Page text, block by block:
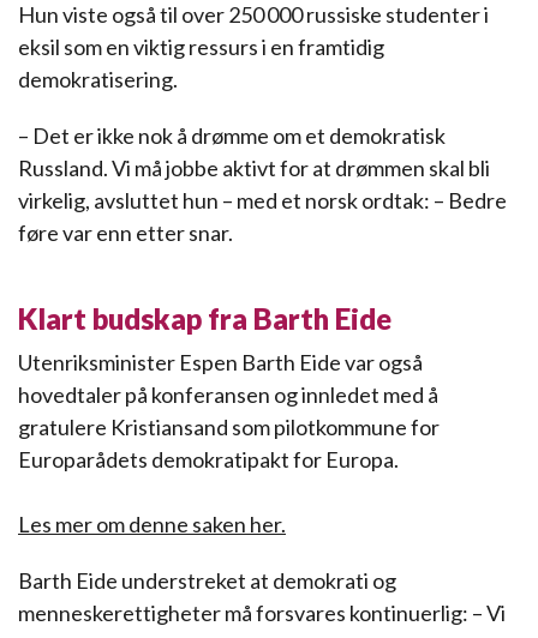
Hun viste også til over 250 000 russiske studenter i
eksil som en viktig ressurs i en framtidig
demokratisering.
– Det er ikke nok å drømme om et demokratisk
Russland. Vi må jobbe aktivt for at drømmen skal bli
virkelig, avsluttet hun – med et norsk ordtak: – Bedre
føre var enn etter snar.
Klart budskap fra Barth Eide
Utenriksminister Espen Barth Eide var også
hovedtaler på konferansen og innledet med å
gratulere Kristiansand som pilotkommune for
Europarådets demokratipakt for Europa.
Les mer om denne saken her.
Barth Eide understreket at demokrati og
menneskerettigheter må forsvares kontinuerlig: – Vi